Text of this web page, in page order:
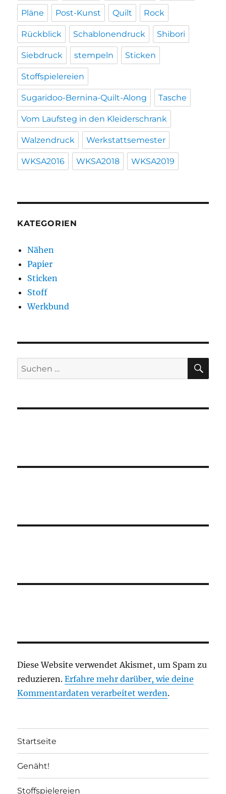
Pläne Post-Kunst Quilt Rock
Rückblick Schablonendruck Shibori
Siebdruck stempeln Sticken
Stoffspielereien
Sugaridoo-Bernina-Quilt-Along Tasche
Vom Laufsteg in den Kleiderschrank
Walzendruck Werkstattsemester
WKSA2016 WKSA2018 WKSA2019
KATEGORIEN
Nähen
Papier
Sticken
Stoff
Werkbund
Suchen
nach:
Diese Website verwendet Akismet, um Spam zu
reduzieren.Erfahre mehr darüber, wie deine
Kommentardaten verarbeitet werden.
Startseite
Genäht!
Stoffspielereien